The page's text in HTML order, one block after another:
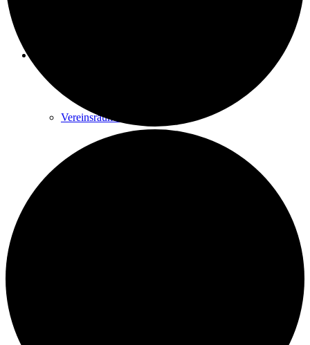
Vereinsraum buchen